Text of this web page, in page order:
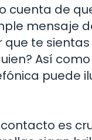
cuenta de
mensaje
que te
Así
puede
es